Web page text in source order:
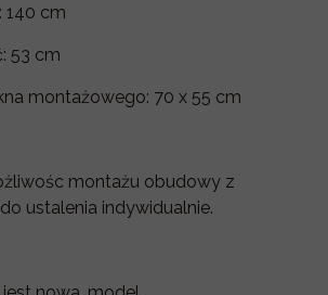
140 cm
53 cm
montażowego: 70 x 55 cm
montażu obudowy z
ustalenia indywidualnie.